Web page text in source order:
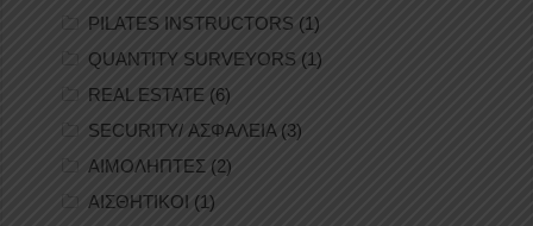
PILATES INSTRUCTORS (1)
QUANTITY SURVEYORS (1)
REAL ESTATE (6)
SECURITY/ ΑΣΦΑΛΕΙΑ(3)
ΑΙΜΟΛΗΠΤΕΣ (2)
ΑΙΣΘΗΤΙΚΟΙ (1)